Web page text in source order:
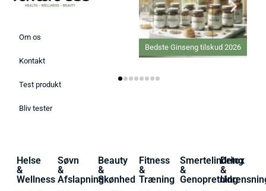
Om os
Kontakt
Test produkt
Bliv tester
Bedste Ginseng tilskud 2026
Bedste C-vitamin
2026
Helse
&
Wellness
Søvn
&
Afslapning
Beauty
&
Skønhed
Fitness
&
Træning
Smertelindring
&
Genopretning
Detox
&